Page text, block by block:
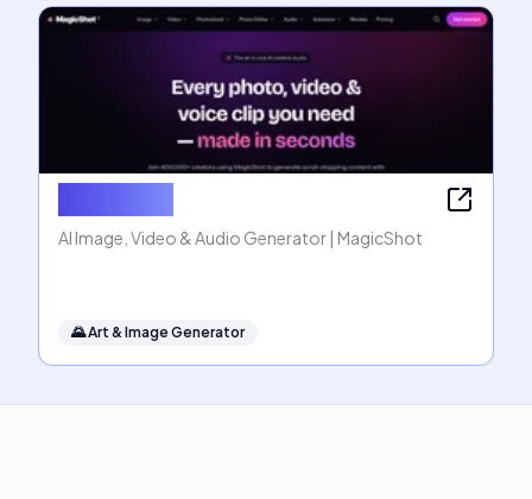
AI Image, Video & Audio Generator | MagicShot
🌄Art & Image Generator